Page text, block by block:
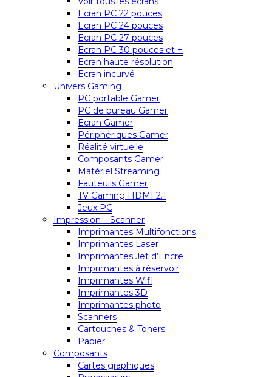
Ecran PC 22 pouces
Ecran PC 24 pouces
Ecran PC 27 pouces
Ecran PC 30 pouces et +
Ecran haute résolution
Ecran incurvé
Univers Gaming
PC portable Gamer
PC de bureau Gamer
Ecran Gamer
Périphériques Gamer
Réalité virtuelle
Composants Gamer
Matériel Streaming
Fauteuils Gamer
TV Gaming HDMI 2.1
Jeux PC
Impression – Scanner
Imprimantes Multifonctions
Imprimantes Laser
Imprimantes Jet d’Encre
Imprimantes à réservoir
Imprimantes Wifi
Imprimantes 3D
Imprimantes photo
Scanners
Cartouches & Toners
Papier
Composants
Cartes graphiques